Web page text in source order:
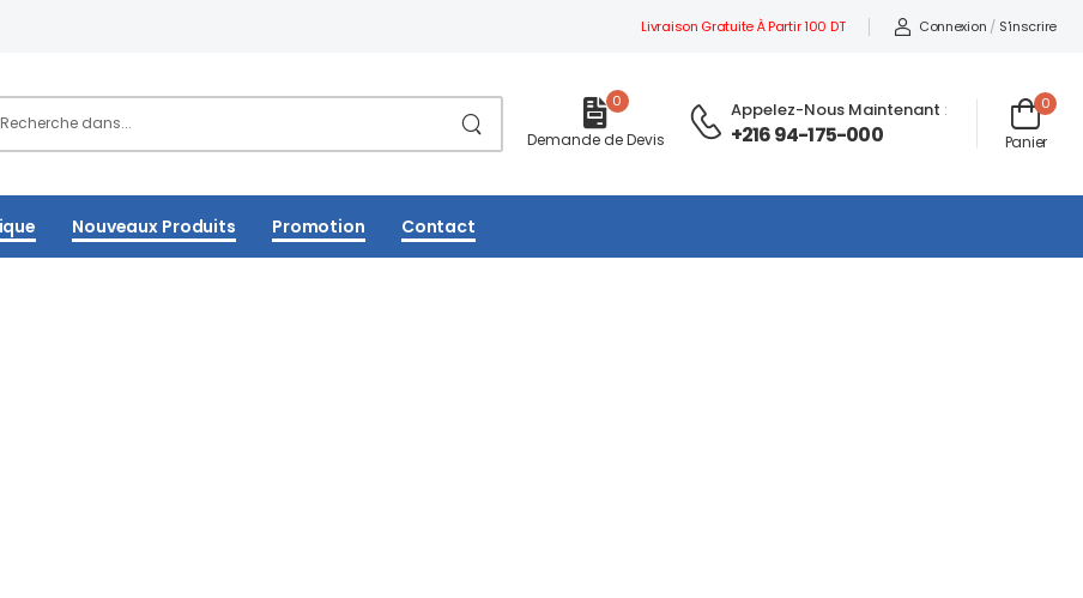
Livraison Gratuite À Partir 100 DT Connexion / S'inscrire
0
Demande de Devis
Appelez-Nous Maintenant :
+216 94-175-000
0
Panier
Nouveaux Produits Promotion Contact